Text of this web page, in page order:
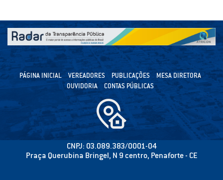
PÁGINA INICIAL VEREADORES PUBLICAÇÕES
MESA DIRETORA
OUVIDORIA
CONTAS PÚBLICAS
CNPJ: 03.089.383/0001-04
Praça Querubina Bringel, N 9 centro, Penaforte - CE